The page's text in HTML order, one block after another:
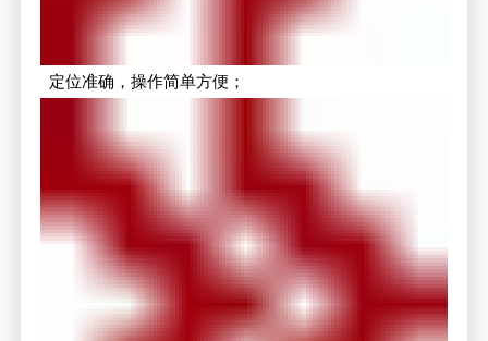
定位准确，操作简单方便；